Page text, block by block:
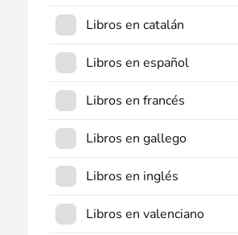
Libros en catalán
Libros en español
Libros en francés
Libros en gallego
Libros en inglés
Libros en valenciano